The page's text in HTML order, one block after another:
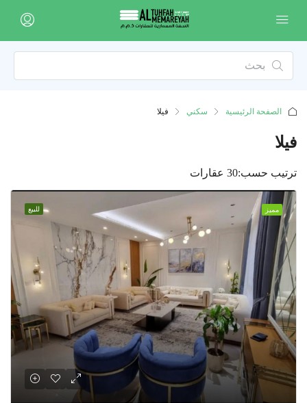
الصفحة الرئيسية سكني فيلا
فيلا
30 عقاراتترتيب حسب:
مميز للبيع